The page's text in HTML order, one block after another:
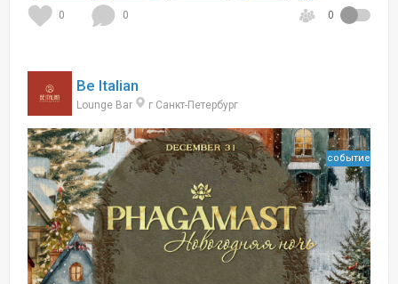
0 0 0
Be Italian
Lounge Bar г Санкт-Петербург
событие